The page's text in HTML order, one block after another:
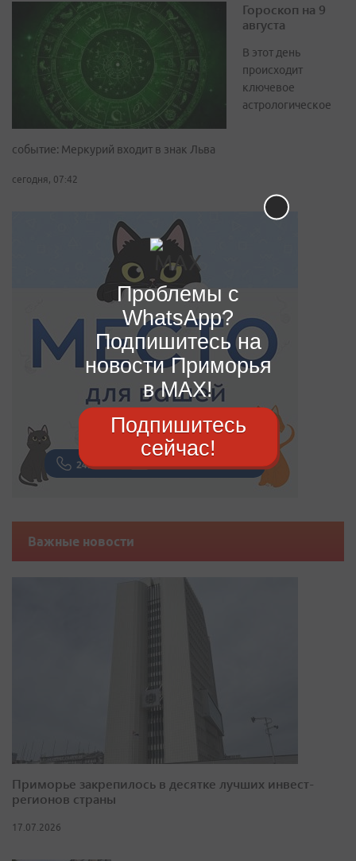
Гороскоп на 9
августа
В этот день
происходит
ключевое
астрологическое
событие: Меркурий входит в знак Льва
сегодня, 07:42
Важные новости
Приморье закрепилось в десятке лучших инвест-
регионов страны
17.07.2026
Проблемы с
WhatsApp?
Подпишитесь на
новости Приморья
в MAX!
Подпишитесь
сейчас!